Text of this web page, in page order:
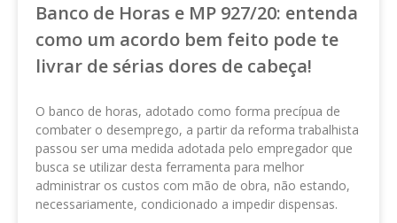
Banco de Horas e MP 927/20: entenda
como um acordo bem feito pode te
livrar de sérias dores de cabeça!
O banco de horas, adotado como forma precípua de
combater o desemprego, a partir da reforma trabalhista
passou ser uma medida adotada pelo empregador que
busca se utilizar desta ferramenta para melhor
administrar os custos com mão de obra, não estando,
necessariamente, condicionado a impedir dispensas.